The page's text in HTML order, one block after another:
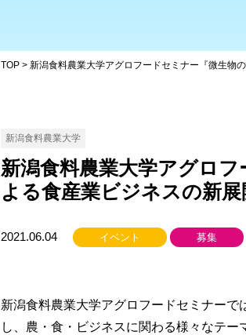
TOP > 新潟食料農業大学アグロフードセミナー『微生物
新潟食料農業大学
新潟食料農業大学アグロ
よる食産業ビジネスの新展
2021.06.04 イベント 募集
新潟食料農業大学アグロフードセミナー
し、農・食・ビジネスに関わる様々なテー